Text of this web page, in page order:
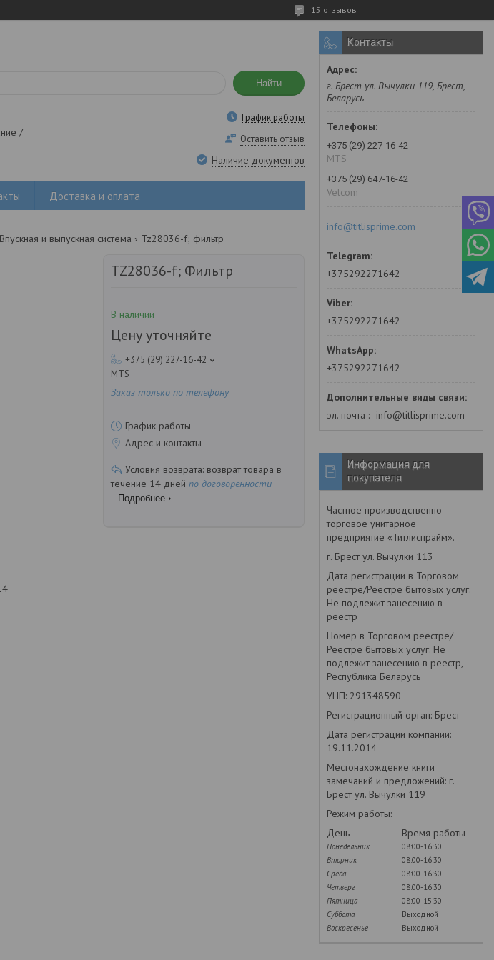
15 отзывов
Найти
/
График работы
Оставить отзыв
Наличие документов
Доставка и оплата
Впускная и выпускная система Tz28036-f; фильтр
TZ28036-f; Фильтр
В наличии
Цену уточняйте
+375 (29) 227-16-42
MTS
Заказ только по телефону
График работы
Адрес и контакты
возврат товара в
течение 14 дней по договоренности
Подробнее
Контакты
г. Брест ул. Вычулки 119, Брест,
Беларусь
+375 (29) 227-16-42
MTS
+375 (29) 647-16-42
Velcom
info@titlisprime.com
+375292271642
+375292271642
+375292271642
эл. почта info@titlisprime.com
Информация для
покупателя
Частное производственно-
торговое унитарное
предприятие «Титлиспрайм».
г. Брест ул. Вычулки 113
Дата регистрации в Торговом
реестре/Реестре бытовых услуг:
Не подлежит занесению в
реестр
Номер в Торговом реестре/
Реестре бытовых услуг: Не
подлежит занесению в реестр,
Республика Беларусь
УНП: 291348590
Регистрационный орган: Брест
Дата регистрации компании:
19.11.2014
Местонахождение книги
замечаний и предложений: г.
Брест ул. Вычулки 119
Режим работы:
День
Время работы
Понедельник
08:00-16:30
Вторник
08:00-16:30
Среда
08:00-16:30
Четверг
08:00-16:30
Пятница
08:00-15:30
Суббота
Выходной
Воскресенье
Выходной